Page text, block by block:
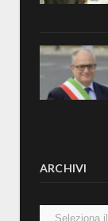
ARCHIVI
Archivi